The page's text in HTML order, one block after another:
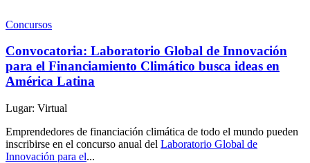
Concursos
Convocatoria: Laboratorio Global de Innovación
para el Financiamiento Climático busca ideas en
América Latina
Lugar: Virtual
Emprendedores de financiación climática de todo el mundo pueden
inscribirse en el concurso anual del Laboratorio Global de
Innovación para el...